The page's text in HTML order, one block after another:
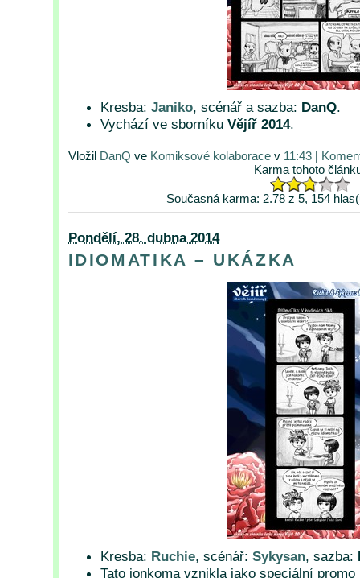
Kresba: Janiko, scénář a sazba: DanQ.
Vychází ve sborníku Vějíř 2014.
Vložil DanQ ve Komiksové kolaboracev 11:43|
Karma tohoto
Současná karma: 2.78 z 5, 154
Pondělí, 28. dubna 2014
IDIOMATIKA – UKÁZKA
Kresba: Ruchie, scénář: Sykysan, sazba:
Tato jonkoma vznikla jako speciální